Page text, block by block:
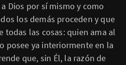
Dios por sí mismo y como
los demás proceden y que
todas las cosas: quien ama al
posee ya interiormente en la
que, sin Él, la razón de